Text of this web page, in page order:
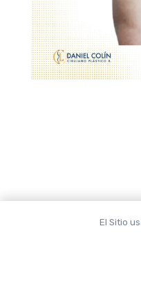
El Sitio